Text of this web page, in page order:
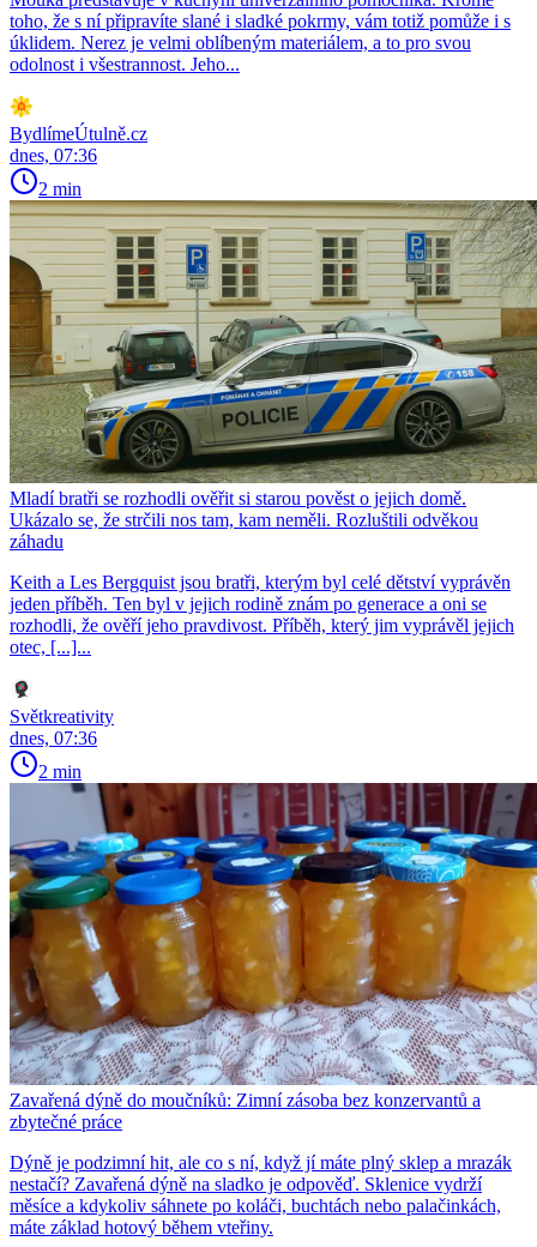
toho, že s ní připravíte slané i sladké pokrmy, vám totiž pomůže i s
úklidem. Nerez je velmi oblíbeným materiálem, a to pro svou
odolnost i všestrannost. Jeho...
BydlímeÚtulně.cz
dnes, 07:36
2 min
Mladí bratři se rozhodli ověřit si starou pověst o jejich domě.
Ukázalo se, že strčili nos tam, kam neměli. Rozluštili odvěkou
záhadu
Keith a Les Bergquist jsou bratři, kterým byl celé dětství vyprávěn
jeden příběh. Ten byl v jejich rodině znám po generace a oni se
rozhodli, že ověří jeho pravdivost. Příběh, který jim vyprávěl jejich
otec, [...]...
Světkreativity
dnes, 07:36
2 min
Zavařená dýně do moučníků: Zimní zásoba bez konzervantů a
zbytečné práce
Dýně je podzimní hit, ale co s ní, když jí máte plný sklep a mrazák
nestačí? Zavařená dýně na sladko je odpověď. Sklenice vydrží
měsíce a kdykoliv sáhnete po koláči, buchtách nebo palačinkách,
máte základ hotový během vteřiny.